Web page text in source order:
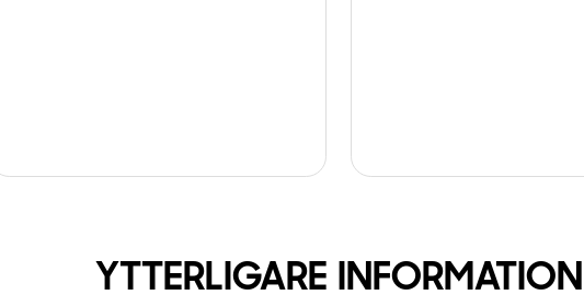
YTTERLIGARE INFORMATION